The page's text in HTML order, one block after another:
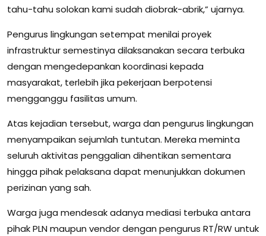
tahu-tahu solokan kami sudah diobrak-abrik,” ujarnya.
Pengurus lingkungan setempat menilai proyek
infrastruktur semestinya dilaksanakan secara terbuka
dengan mengedepankan koordinasi kepada
masyarakat, terlebih jika pekerjaan berpotensi
mengganggu fasilitas umum.
Atas kejadian tersebut, warga dan pengurus lingkungan
menyampaikan sejumlah tuntutan. Mereka meminta
seluruh aktivitas penggalian dihentikan sementara
hingga pihak pelaksana dapat menunjukkan dokumen
perizinan yang sah.
Warga juga mendesak adanya mediasi terbuka antara
pihak PLN maupun vendor dengan pengurus RT/RW untuk